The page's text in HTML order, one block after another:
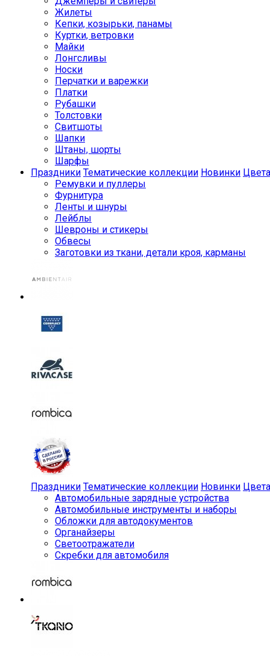
Жилеты
Кепки, козырьки, панамы
Куртки, ветровки
Майки
Лонгсливы
Носки
Перчатки и варежки
Платки
Рубашки
Толстовки
Свитшоты
Шапки
Штаны, шорты
Шарфы
Праздники Тематические коллекции Новинки Цвета
Ремувки и пуллеры
Фурнитура
Ленты и шнуры
Лейблы
Шевроны и стикеры
Обвесы
Заготовки из ткани, детали кроя, карманы
Праздники Тематические коллекции Новинки Цвета
Автомобильные зарядные устройства
Автомобильные инструменты и наборы
Обложки для автодокументов
Органайзеры
Светоотражатели
Скребки для автомобиля